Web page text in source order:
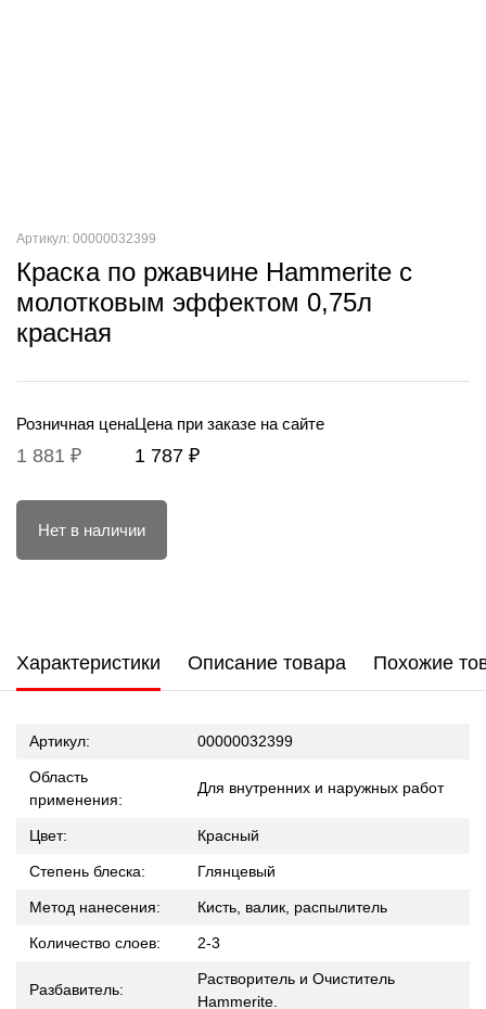
Артикул: 00000032399
Краска по ржавчине Hammerite с
молотковым эффектом 0,75л
красная
Розничная цена
1 881 ₽
Цена при заказе на сайте
1 787 ₽
Нет в наличии
Характеристики Описание товара Похожие
Артикул: 00000032399
Область
применения:
Для внутренних и наружных работ
Цвет: Красный
Степень блеска: Глянцевый
Метод нанесения: Кисть, валик, распылитель
Количество слоев: 2-3
Разбавитель:
Растворитель и Очиститель
Hammerite.